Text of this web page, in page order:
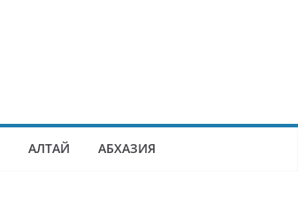
АЛТАЙ АБХАЗИЯ